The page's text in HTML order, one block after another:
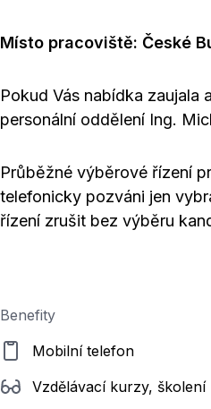
Místo pracoviště: České
Pokud Vás nabídka
personální oddělení Ing.
Průběžné výběrové řízení
telefonicky pozváni jen
řízení zrušit bez výběru
Benefity
Mobilní telefon
Vzdělávací kurzy, školení